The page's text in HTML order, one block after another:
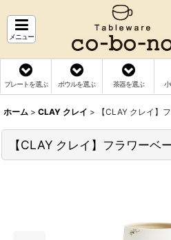
メニュー
プレートを選ぶ ボウルを選ぶ 茶器を選ぶ
ホーム > CLAY クレイ > 【CLAY クレイ】
【CLAY クレイ】フラワーベ